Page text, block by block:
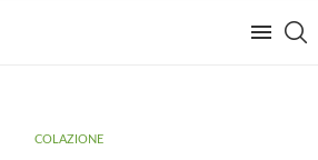
COLAZIONE